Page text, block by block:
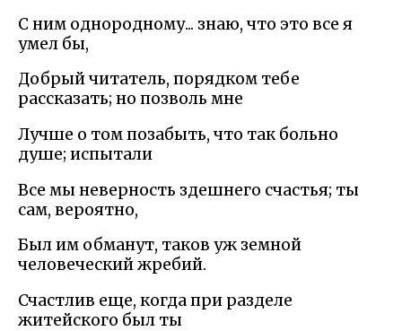
С ним однородному... знаю, что это все я
умел бы,
Добрый читатель, порядком тебе
рассказать; но позволь мне
Лучше о том позабыть, что так больно
душе; испытали
Все мы неверность здешнего счастья; ты
сам, вероятно,
Был им обманут, таков уж земной
человеческий жребий.
Счастлив еще, когда при разделе
житейского был ты